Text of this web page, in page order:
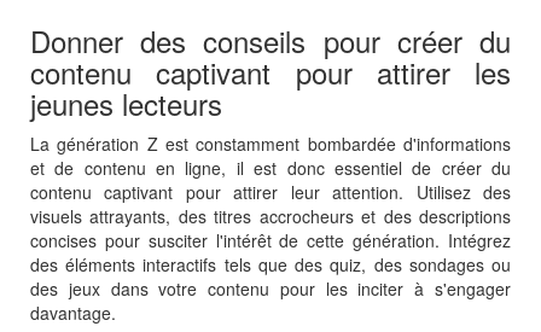
Donner des conseils pour créer du
contenu captivant pour attirer les
jeunes lecteurs
La génération Z est constamment bombardée d'informations
et de contenu en ligne, il est donc essentiel de créer du
contenu captivant pour attirer leur attention. Utilisez des
visuels attrayants, des titres accrocheurs et des descriptions
concises pour susciter l'intérêt de cette génération. Intégrez
des éléments interactifs tels que des quiz, des sondages ou
des jeux dans votre contenu pour les inciter à s'engager
davantage.